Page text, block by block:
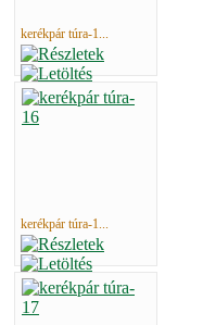
kerékpár túra-1...
kerékpár túra-1...